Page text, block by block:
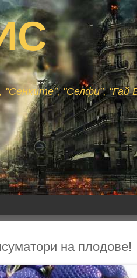
"Селфи", "Гай
на плодове!